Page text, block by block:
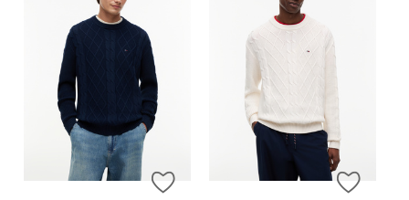
ZUR WUNSCHLISTE HINZUFÜGEN
ZUR